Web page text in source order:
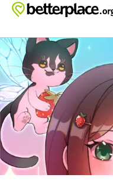
Zum Hauptinhalt
Erklärung zur